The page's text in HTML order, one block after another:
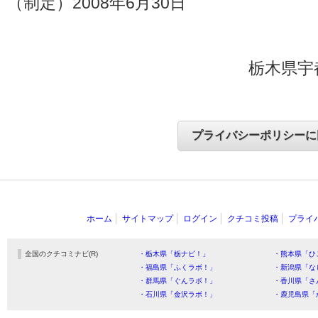
栃木県
ホーム サイトマップ ログイン クチコミ投稿 プライ
全国のクチコミナビ(R) ・栃木県「栃ナビ！」
・熊本県「
・福島県「ふくラボ！」
・新潟県「
・群馬県「ぐんラボ！」
・香川県「
・石川県「金沢ラボ！」
・鹿児島県